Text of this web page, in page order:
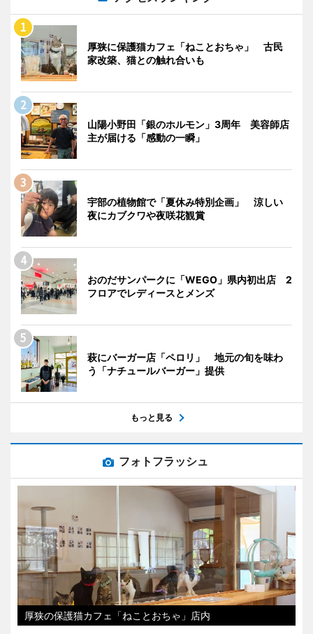
厚狭に保護猫カフェ「ねことおちゃ」 古民
家改築、猫との触れ合いも
山陽小野田「銀のホルモン」3周年 美容師店
主が届ける「感動の一瞬」
宇部の植物館で「夏休み特別企画」 涼しい
夜にカブクワや夜咲花観賞
おのだサンパークに「WEGO」県内初出店 2
フロアでレディースとメンズ
萩にバーガー店「ペロリ」 地元の旬を味わ
う「ナチュールバーガー」提供
もっと見る
フォトフラッシュ
厚狭の保護猫カフェ「ねことおちゃ」店内